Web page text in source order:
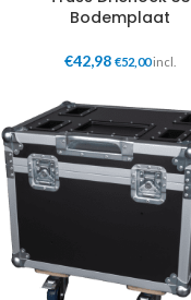
Bodemplaat
€42,98 €52,00incl.